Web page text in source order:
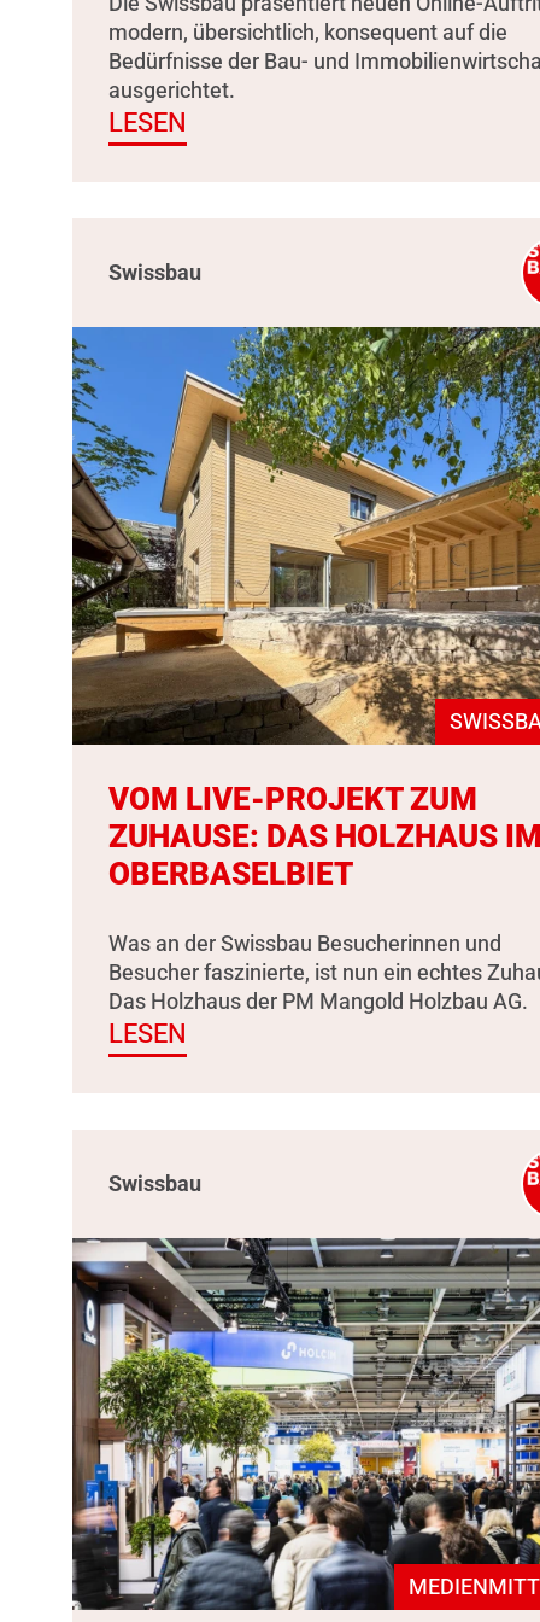
modern, übersichtlich, konsequent auf die
Bedürfnisse der Bau- und
ausgerichtet.
LESEN
Swissbau
VOM LIVE-PROJEKT ZUM
ZUHAUSE: DAS HOLZHAUS
OBERBASELBIET
Was an der Swissbau Besucherinnen und
Besucher faszinierte, ist nun ein echtes
Das Holzhaus der PM Mangold Holzbau AG.
LESEN
Swissbau